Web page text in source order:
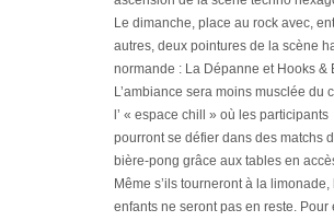
Le dimanche, place au rock avec,
autres, deux pointures de la scène
normande : La Dépanne et Hooks &
L’ambiance sera moins musclée du
l’ « espace chill » où les participants
pourront se défier dans des matchs
bière-pong grâce aux tables en
Même s’ils tourneront à la limonade,
enfants ne seront pas en reste. Pour